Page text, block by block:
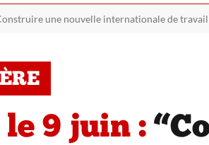
une nouvelle internationale de
9 juin :